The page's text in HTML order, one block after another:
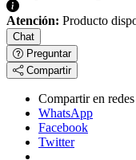
Atención: Producto
Chat
Preguntar
Compartir
Compartir en redes
WhatsApp
Facebook
Twitter